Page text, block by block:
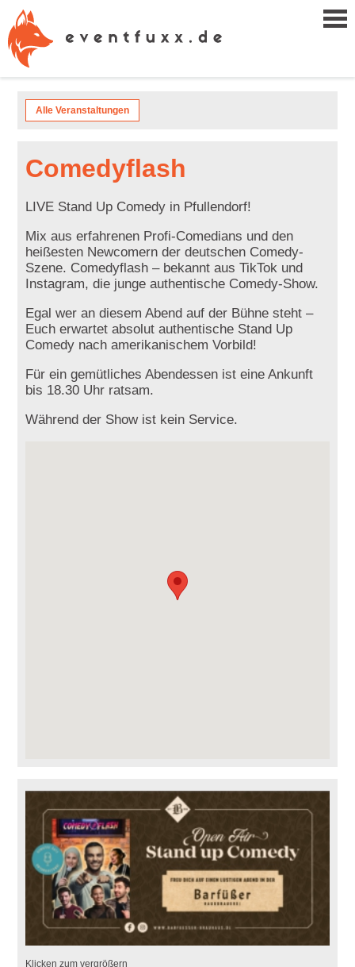
Alle Veranstaltungen
Comedyflash
LIVE Stand Up Comedy in Pfullendorf!
Mix aus erfahrenen Profi-Comedians und den
heißesten Newcomern der deutschen Comedy-
Szene. Comedyflash – bekannt aus TikTok und
Instagram, die junge authentische Comedy-Show.
Egal wer an diesem Abend auf der Bühne steht –
Euch erwartet absolut authentische Stand Up
Comedy nach amerikanischem Vorbild!
Für ein gemütliches Abendessen ist eine Ankunft
bis 18.30 Uhr ratsam.
Während der Show ist kein Service.
Klicken zum vergrößern